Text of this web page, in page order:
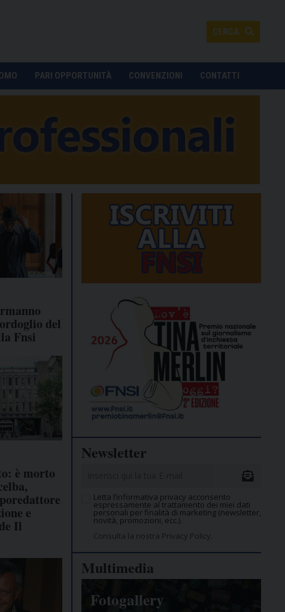
CERCA
PARI OPPORTUNITÀ CONVENZIONI CONTATTI
del
Fnsi
è morto
e
Il
Newsletter
Letta l’informativa privacy acconsento
espressamente al trattamento dei miei dati
personali per finalità di marketing (newsletter,
novità, promozioni, ecc.).
Consulta la nostra Privacy Policy.
Multimedia
Fotogallery